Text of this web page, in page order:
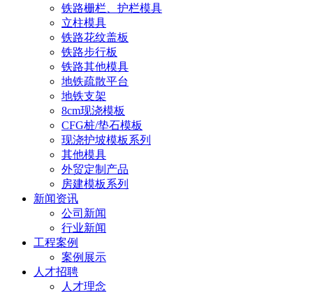
铁路栅栏、护栏模具
立柱模具
铁路花纹盖板
铁路步行板
铁路其他模具
地铁疏散平台
地铁支架
8cm现浇模板
CFG桩/垫石模板
现浇护坡模板系列
其他模具
外贸定制产品
房建模板系列
新闻资讯
公司新闻
行业新闻
工程案例
案例展示
人才招聘
人才理念